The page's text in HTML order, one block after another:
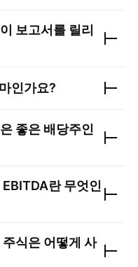
이 보고서를 릴리
인가요?
은 좋은 배당주인
EBITDA란 무엇인
주식은 어떻게 사